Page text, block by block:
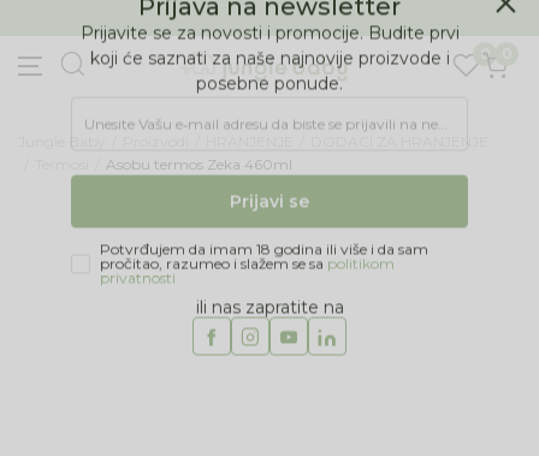
BESPLATNA ISPORUKA Paketa preko 4.000 RSD
0
Asobu termos Zeka 460ml
Prijava na newsletter
Prijavite se za novosti i promocije. Budite prvi
koji će saznati za naše najnovije proizvode i
posebne ponude.
Prijavi se
Potvrđujem da imam 18 godina ili više i da sam
ili nas zapratite na